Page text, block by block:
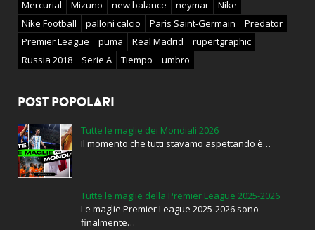
Mercurial
Mizuno new balance neymar
Nike
Nike Football
palloni calcio Paris Saint-Germain
Predator
Premier League
puma Real Madrid
rupertgraphic
Russia 2018
Serie A Tiempo umbro
POST POPOLARI
Tutte le maglie dei Mondiali 2026
Il momento che tutti stavamo aspettando è…
Tutte le maglie della Premier League 2025-2026
Le maglie Premier League 2025-2026 sono
finalmente…